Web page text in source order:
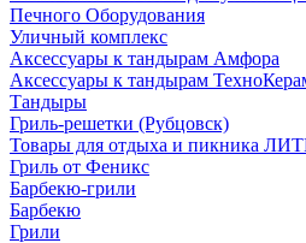
Печного Оборудования
Уличный комплекс
Аксессуары к тандырам Амфора
Аксессуары к тандырам
Тандыры
Гриль-решетки (Рубцовск)
Товары для отдыха и пикника
Гриль от Феникс
Барбекю-грили
Барбекю
Грили